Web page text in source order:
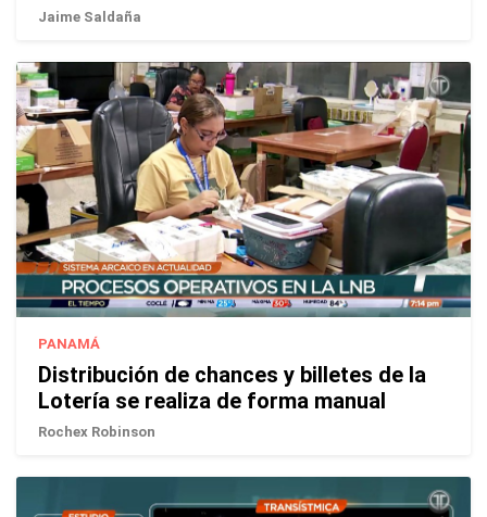
Jaime Saldaña
PANAMÁ
Distribución de chances y billetes de la
Lotería se realiza de forma manual
Rochex Robinson